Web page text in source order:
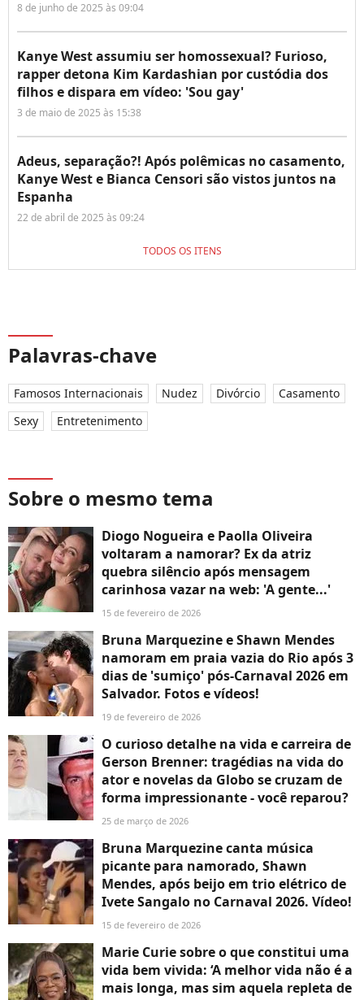
8 de junho de 2025 às 09:04
Kanye West assumiu ser homossexual? Furioso,
rapper detona Kim Kardashian por custódia dos
filhos e dispara em vídeo: 'Sou gay'
3 de maio de 2025 às 15:38
Adeus, separação?! Após polêmicas no casamento,
Kanye West e Bianca Censori são vistos juntos na
Espanha
22 de abril de 2025 às 09:24
TODOS OS ITENS
Palavras-chave
Famosos Internacionais Nudez Divórcio
Casamento
Sexy
Entretenimento
Sobre o mesmo tema
Diogo Nogueira e Paolla Oliveira
voltaram a namorar? Ex da atriz
quebra silêncio após mensagem
carinhosa vazar na web: 'A gente...'
15 de fevereiro de 2026
Bruna Marquezine e Shawn Mendes
namoram em praia vazia do Rio após 3
dias de 'sumiço' pós-Carnaval 2026 em
Salvador. Fotos e vídeos!
19 de fevereiro de 2026
O curioso detalhe na vida e carreira de
Gerson Brenner: tragédias na vida do
ator e novelas da Globo se cruzam de
forma impressionante - você reparou?
25 de março de 2026
Bruna Marquezine canta música
picante para namorado, Shawn
Mendes, após beijo em trio elétrico de
Ivete Sangalo no Carnaval 2026. Vídeo!
15 de fevereiro de 2026
Marie Curie sobre o que constitui uma
vida bem vivida: ‘A melhor vida não é a
mais longa, mas sim aquela repleta de